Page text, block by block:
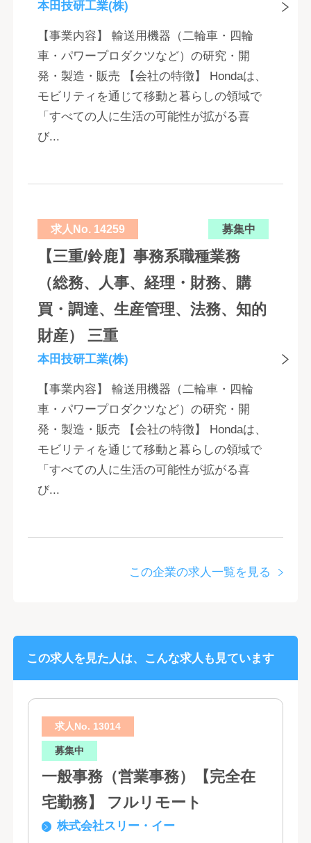
本田技研工業(株)
【事業内容】 輸送用機器（二輪車・四輪
車・パワープロダクツなど）の研究・開
発・製造・販売 【会社の特徴】 Hondaは、
モビリティを通じて移動と暮らしの領域で
「すべての人に生活の可能性が拡がる喜
び...
求人No. 14259 募集中
【三重/鈴鹿】事務系職種業務
（総務、人事、経理・財務、購
買・調達、生産管理、法務、知的
財産） 三重
本田技研工業(株)
【事業内容】 輸送用機器（二輪車・四輪
車・パワープロダクツなど）の研究・開
発・製造・販売 【会社の特徴】 Hondaは、
モビリティを通じて移動と暮らしの領域で
「すべての人に生活の可能性が拡がる喜
び...
この企業の求人一覧を見る
この求人を見た人は、こんな求人も見ています
求人No. 13014
募集中
一般事務（営業事務）【完全在
宅勤務】 フルリモート
株式会社スリー・イー